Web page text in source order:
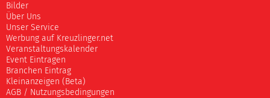
Bilder
Über Uns
Unser Service
Werbung auf Kreuzlinger.net
Veranstaltungskalender
Event Eintragen
Branchen Eintrag
Kleinanzeigen (Beta)
AGB / Nutzungsbedingungen